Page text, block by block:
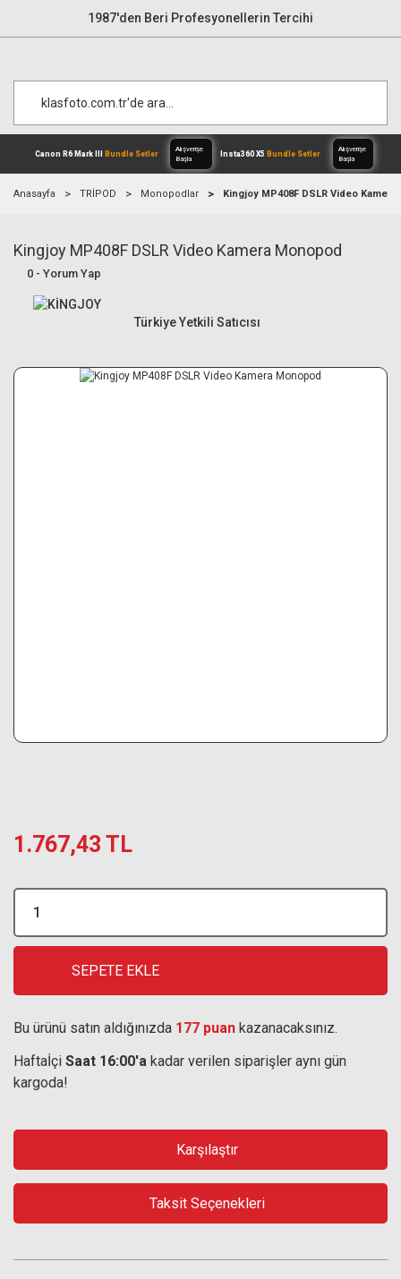
1987'den Beri Profesyonellerin Tercihi
Canon R6 Mark III Bundle Setler
Alışverişe
Anasayfa TRİPOD Monopodlar Kingjoy MP408F DSLR Video
Kingjoy MP408F DSLR Video Kamera Monopod
0 - Yorum Yap
Türkiye Yetkili Satıcısı
1.767,43 TL
SEPETE EKLE
Bu ürünü satın aldığınızda 177 puan kazanacaksınız.
Haftaİçi Saat 16:00'a kadar verilen siparişler aynı gün
kargoda!
Karşılaştır
Taksit Seçenekleri